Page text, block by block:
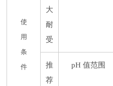
使
用
条
件
大
耐
受
推
荐
pH 值范围